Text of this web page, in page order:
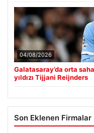
04/08/2026
Galatasaray’da orta
yıldızı Tijjani Reijnders
Son Eklenen Firmalar